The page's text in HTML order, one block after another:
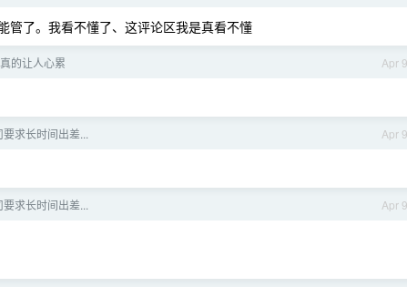
管了。我看不懂了、这评论区我是真看不懂
Apr 9
的让人心累
Apr 9
求长时间出差...
Apr 9
求长时间出差...